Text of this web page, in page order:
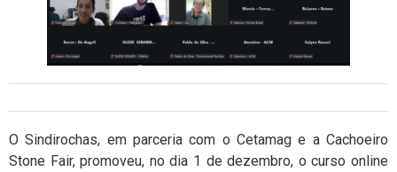
O Sindirochas, em parceria com o Cetamag e a Cachoeiro
Stone Fair, promoveu, no dia 1 de dezembro, o curso online